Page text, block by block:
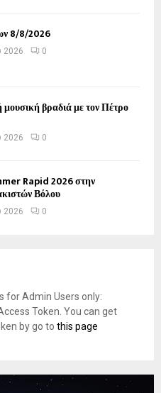
8/8/2026
2026 0
μουσική βραδιά με τον Πέτρο
2026 0
Rapid 2026 στην
Βόλου
2026 0
for Admin Users only:
Token. You can get
by go to this page